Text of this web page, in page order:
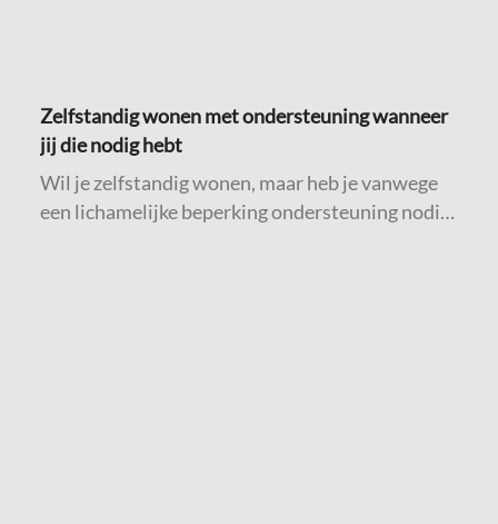
Zelfstandig wonen met ondersteuning wanneer
jij die nodig hebt
Wil je zelfstandig wonen, maar heb je vanwege
een lichamelijke beperking ondersteuning nodig